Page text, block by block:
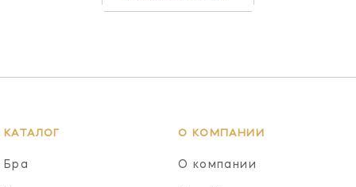
КАТАЛОГ
Бра
О КОМПАНИИ
О компании